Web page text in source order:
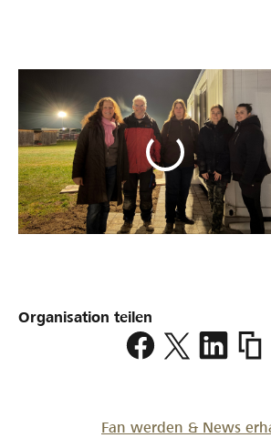
Organisation teilen
Fan werden & News